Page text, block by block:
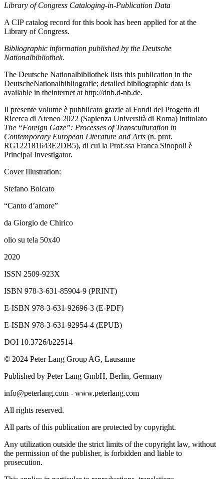
Library of Congress Cataloging-in-Publication Data
A CIP catalog record for this book has been applied for at the
Library of Congress.
Bibliographic information published by the Deutsche
Nationalbibliothek.
The Deutsche Nationalbibliothek lists this publication in the
DeutscheNationalbibliografie; detailed bibliographic data is
available in theinternet at http://dnb.d-nb.de.
Il presente volume è pubblicato grazie ai Fondi del Progetto di
Ricerca di Ateneo 2022 (Sapienza Università di Roma) intitolato
The “Foreign Gaze”: Processes of Transculturation in
Contemporary European Literature and Arts (n. prot.
RG122181643E2DB5), di cui la Prof.ssa Franca Sinopoli è
Principal Investigator.
Cover Illustration:
Stefano Bolcato
“Canto d’amore”
da Giorgio de Chirico
olio su tela 50x40
2020
ISSN 2509-923X
ISBN 978-3-631-85904-9 (PRINT)
E-ISBN 978-3-631-92696-3 (E-PDF)
E-ISBN 978-3-631-92954-4 (EPUB)
DOI 10.3726/b22514
© 2024 Peter Lang Group AG, Lausanne
Published by Peter Lang GmbH, Berlin, Germany
info@peterlang.com - www.peterlang.com
All rights reserved.
All parts of this publication are protected by copyright.
Any utilization outside the strict limits of the copyright law, without
the permission of the publisher, is forbidden and liable to
prosecution.